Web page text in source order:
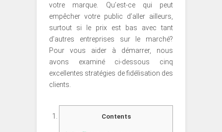
votre marque. Qu’est-ce qui peut
empêcher votre public d’aller ailleurs,
surtout si le prix est bas avec tant
d’autres entreprises sur le marché?
Pour vous aider à démarrer, nous
avons examiné ci-dessous cinq
excellentes stratégies de fidélisation des
clients.
Contents